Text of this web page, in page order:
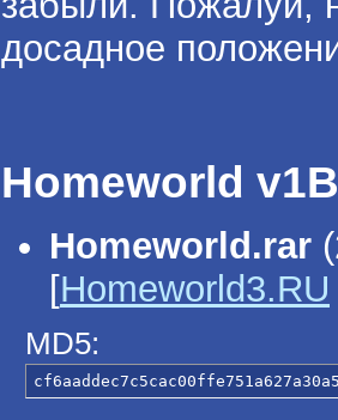
досадное
Homeworld
Homeworld.rar
[Homeworld3.RU
MD5: